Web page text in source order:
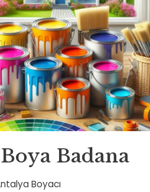
Badana
Boyacı